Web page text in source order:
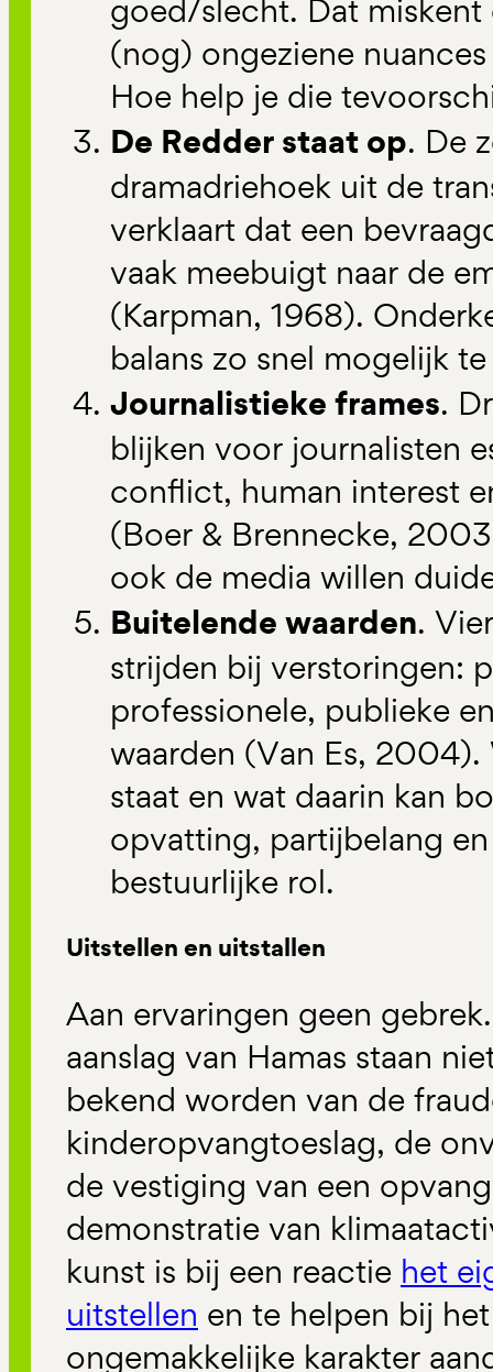
goed/slecht. Dat
(nog) ongeziene
Hoe help je die
De Redder staat op. De
dramadriehoek uit de
verklaart dat een
vaak meebuigt naar de
(Karpman, 1968).
balans zo snel mogelijk
Journalistieke frames.
blijken voor journalisten
conflict, human interest
(Boer & Brennecke,
ook de media willen
Buitelende waarden.
strijden bij verstoringen:
professionele, publieke
waarden (Van Es,
staat en wat daarin kan
opvatting, partijbelang
bestuurlijke rol.
Uitstellen en uitstallen
Aan ervaringen geen
aanslag van Hamas staan
bekend worden van de
kinderopvangtoeslag, de
de vestiging van een
demonstratie van
kunst is bij een reactie het
uitstellen en te helpen bij
ongemakkelijke karakter